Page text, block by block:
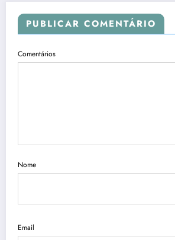
PUBLICAR COMENTÁRIO
Comentários
Nome
Email